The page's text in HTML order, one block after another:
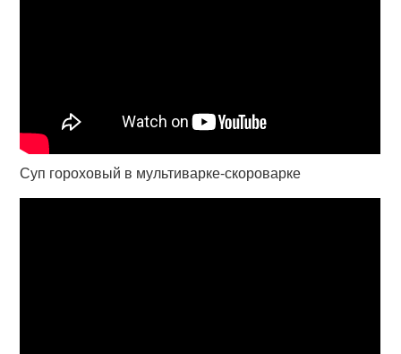
Суп гороховый в мультиварке-скороварке